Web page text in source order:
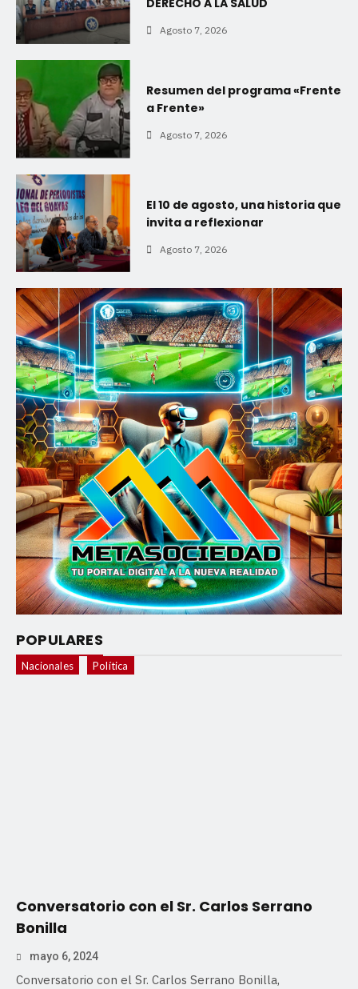
DERECHO A LA SALUD
Agosto 7, 2026
Resumen del programa «Frente
a Frente»
Agosto 7, 2026
El 10 de agosto, una historia que
invita a reflexionar
Agosto 7, 2026
POPULARES
Nacionales Política
Conversatorio con el Sr. Carlos Serrano
Bonilla
mayo 6, 2024
Conversatorio con el Sr. Carlos Serrano Bonilla,